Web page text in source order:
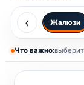
‹ Жалюзи
Что важно: